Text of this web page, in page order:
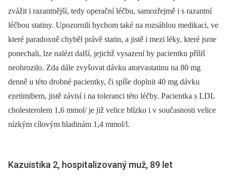
zvážit i razantnější, tedy operační léčbu, samozřejmě i s razantní
léčbou statiny. Upozornili bychom také na rozsáhlou medikaci, ve
které paradoxně chyběl právě statin, a jistě i mezi léky, které jsme
ponechali, lze nalézt další, jejichž vysazení by pacientku příliš
neohrozilo. Zda dále zvyšovat dávku atorvastatinu na 80 mg
denně u této drobné pacientky, či spíše doplnit 40 mg dávku
ezetimibem, jistě závisí i na toleranci této léčby. Pacientka s LDL
cholesterolem 1,6 mmol/ je již velice blízko i v současnosti velice
nízkým cílovým hladinám 1,4 mmol/l.
Kazuistika 2, hospitalizovaný muž, 89 let